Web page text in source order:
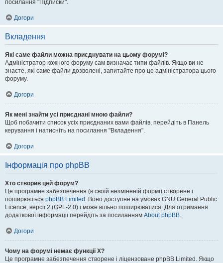
посилання "Підписки".
Догори
Вкладення
Які саме файли можна приєднувати на цьому форумі?
Адміністратор кожного форуму сам визначає типи файлів. Якщо ви не
знаєте, які саме файли дозволені, запитайте про це адміністратора цього
форуму.
Догори
Як мені знайти усі приєднані мною файли?
Щоб побачити список усіх приєднаних вами файлів, перейдіть в Панель
керування і натисніть на посилання "Вкладення".
Догори
Інформація про phpBB
Хто створив цей форум?
Це програмне забезпечення (в своїй незміненій формі) створене і
поширюється phpBB Limited . Воно доступне на умовах GNU General Public
Licence, версії 2 (GPL-2.0) і може вільно поширюватися. Для отримання
додаткової інформації перейдіть за посиланням About phpBB.
Догори
Чому на форумі немає функції X?
Це програмне забезпечення створене і ліцензоване phpBB Limited. Якщо